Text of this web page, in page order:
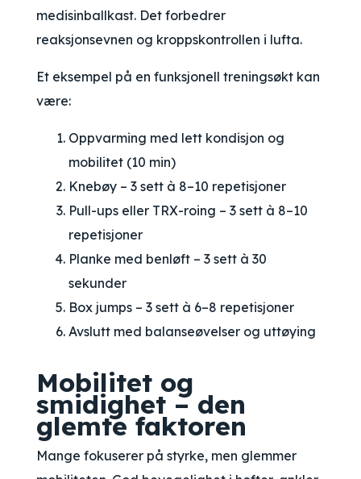
medisinballkast. Det forbedrer
reaksjonsevnen og kroppskontrollen i lufta.
Et eksempel på en funksjonell treningsøkt kan
være:
Oppvarming med lett kondisjon og
mobilitet (10 min)
Knebøy – 3 sett à 8–10 repetisjoner
Pull-ups eller TRX-roing – 3 sett à 8–10
repetisjoner
Planke med benløft – 3 sett à 30
sekunder
Box jumps – 3 sett à 6–8 repetisjoner
Avslutt med balanseøvelser og uttøying
Mobilitet og
smidighet – den
glemte faktoren
Mange fokuserer på styrke, men glemmer